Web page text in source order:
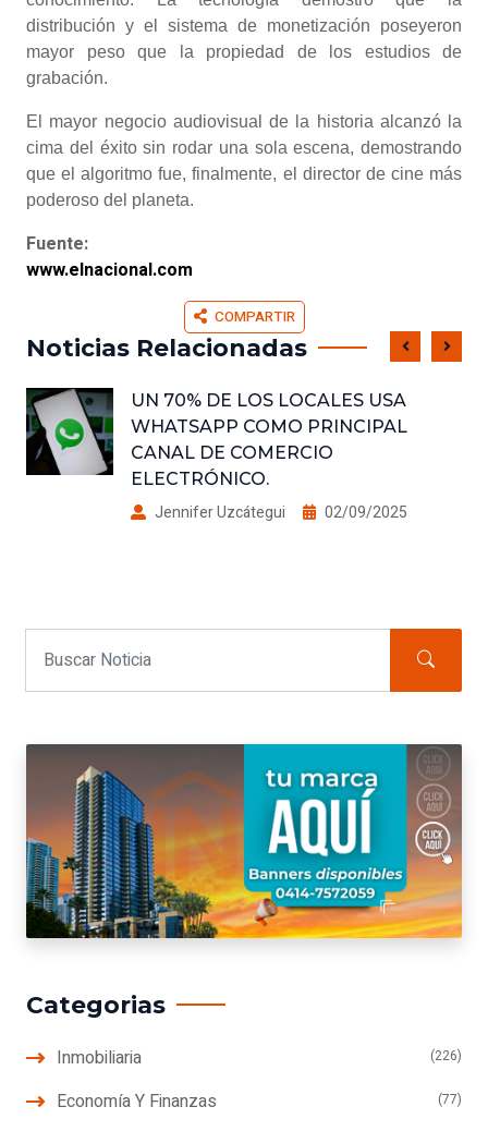
distribución y el sistema de monetización poseyeron
mayor peso que la propiedad de los estudios de
grabación.
El mayor negocio audiovisual de la historia alcanzó la
cima del éxito sin rodar una sola escena, demostrando
que el algoritmo fue, finalmente, el director de cine más
poderoso del planeta.
Fuente:
www.elnacional.com
COMPARTIR
Noticias Relacionadas
UN 70% DE LOS LOCALES USA
WHATSAPP COMO PRINCIPAL
CANAL DE COMERCIO
ELECTRÓNICO.
Jennifer Uzcátegui 02/09/2025
Categorias
Inmobiliaria (226)
Economía Y Finanzas (77)